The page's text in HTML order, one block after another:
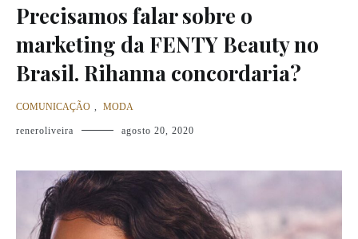
Precisamos falar sobre o
marketing da FENTY Beauty no
Brasil. Rihanna concordaria?
COMUNICAÇÃO , MODA
reneroliveira agosto 20, 2020